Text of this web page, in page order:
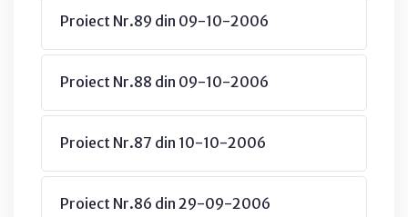
Proiect Nr.89 din 09-10-2006
Proiect Nr.88 din 09-10-2006
Proiect Nr.87 din 10-10-2006
Proiect Nr.86 din 29-09-2006